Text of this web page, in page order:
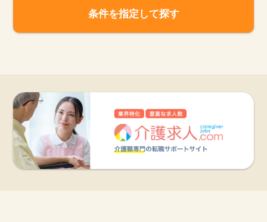
条件を指定して探す